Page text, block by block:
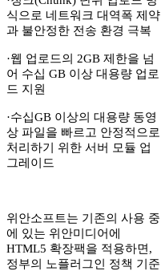
식으로 네트워크 대역폭 제약
과 불안정한 전송 환경 극복
·웹 업로드의 2GB 제한을 넘
어 수십 GB 이상 대용량 업로
드 지원
·수십GB 이상의 대용량 동영
상 파일을 빠르고 안정적으로
처리하기 위한 서버 모듈 업
그레이드
위안소프트는 기존의 사용 중
에 있는 위안미디어에
HTML5 확장팩을 적용하면,
정부의 노플러그인 정책 기준